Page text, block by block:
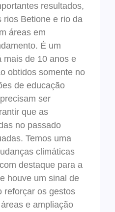
resultados,
rios Betione e rio da
áreas em
É um
mais de 10 anos e
obtidos somente no
de educação
ser
que as
no passado
Temos uma
climáticas
destaque para a
houve um sinal de
reforçar os gestos
e ampliação